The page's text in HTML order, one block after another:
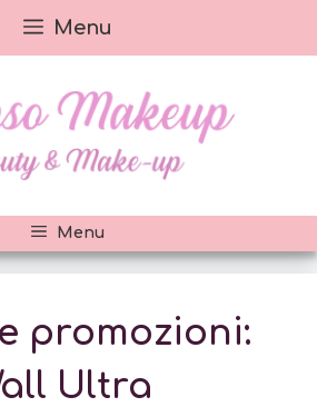
Menu
Menu
promozioni:
Ultra